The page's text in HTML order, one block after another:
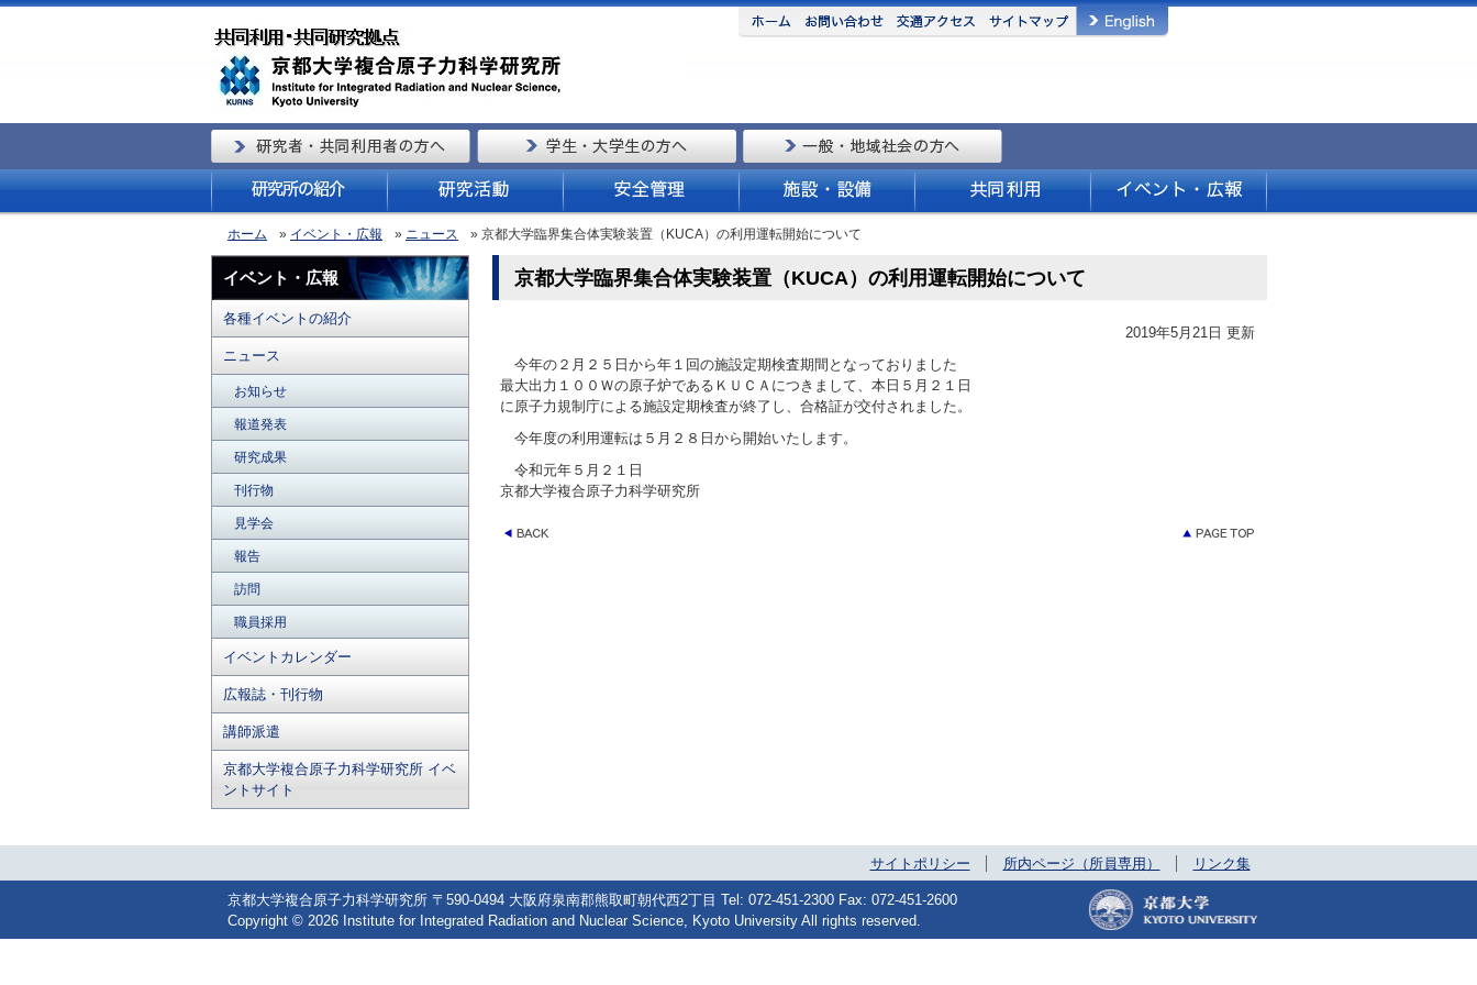
ホーム » イベント・広報 » ニュース » 京都大学臨界集合体実験装置（KUCA）の利用運転開始について
イベント・広報
各種イベントの紹介
ニュース
お知らせ
報道発表
研究成果
刊行物
見学会
報告
訪問
職員採用
イベントカレンダー
広報誌・刊行物
講師派遣
京都大学複合原子力科学研究所 イベ
ントサイト
京都大学臨界集合体実験装置（KUCA）の利用運転開始について
2019年5月21日 更新
今年の２月２５日から年１回の施設定期検査期間となっておりました
最大出力１００Ｗの原子炉であるＫＵＣＡにつきまして、本日５月２１日
に原子力規制庁による施設定期検査が終了し、合格証が交付されました。
今年度の利用運転は５月２８日から開始いたします。
令和元年５月２１日
京都大学複合原子力科学研究所
サイトポリシー 所内ページ（所員専用） リンク集
京都大学複合原子力科学研究所 〒590-0494 大阪府泉南郡熊取町朝代西2丁目 Tel: 072-451-2300 Fax: 072-451-2600
Copyright © 2026 Institute for Integrated Radiation and Nuclear Science, Kyoto University All rights reserved.